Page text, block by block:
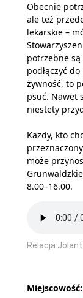
Obecnie
ale też
lekarskie –
potrzebne
podłączyć
żywność, to
psuć. Nawet
niestety
Każdy, kto
może
8.00–16.00.
Relacja
Miejscowość: